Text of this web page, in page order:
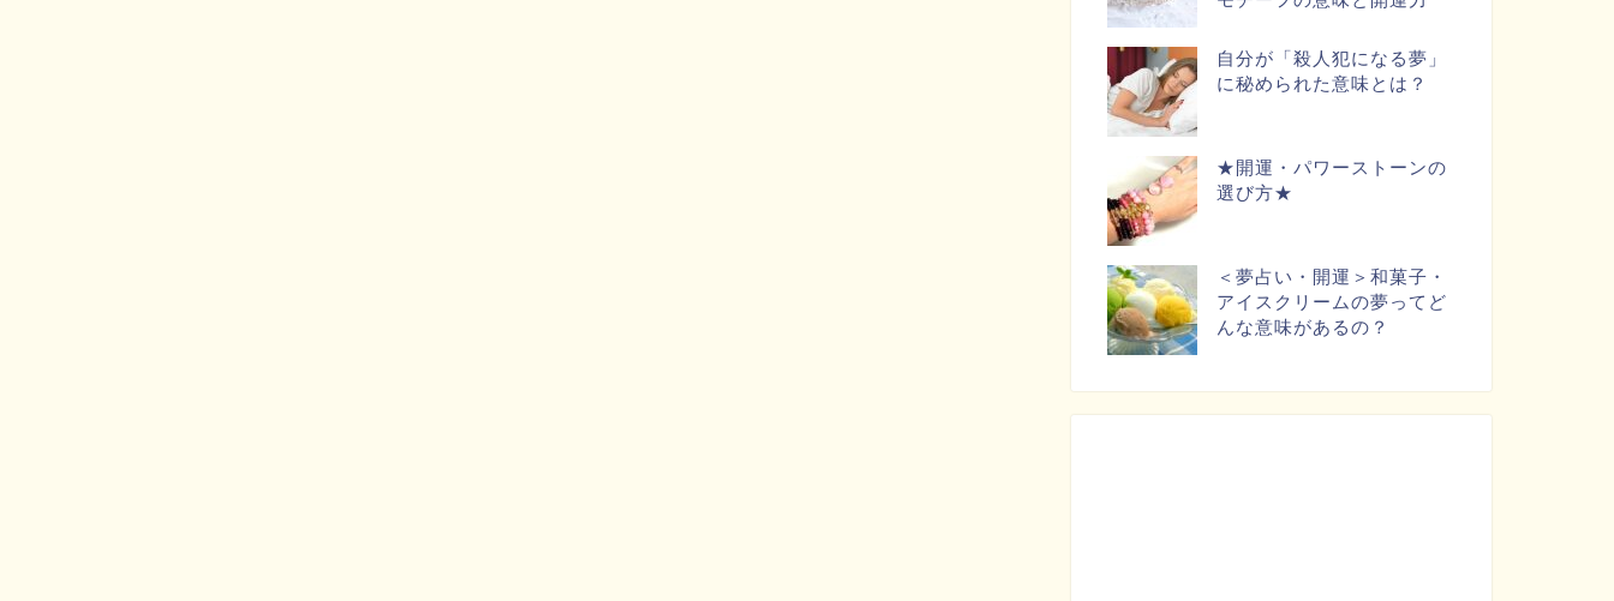
自分が「殺人犯になる夢」
に秘められた意味とは？
★開運・パワーストーンの
選び方★
＜夢占い・開運＞和菓子・
アイスクリームの夢ってど
んな意味があるの？